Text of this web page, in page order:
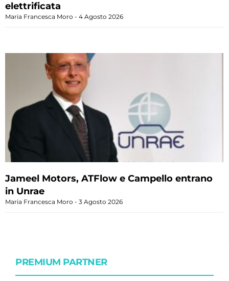
elettrificata
Maria Francesca Moro 4 Agosto 2026
Jameel Motors, ATFlow e Campello entrano
in Unrae
Maria Francesca Moro 3 Agosto 2026
PREMIUM PARTNER